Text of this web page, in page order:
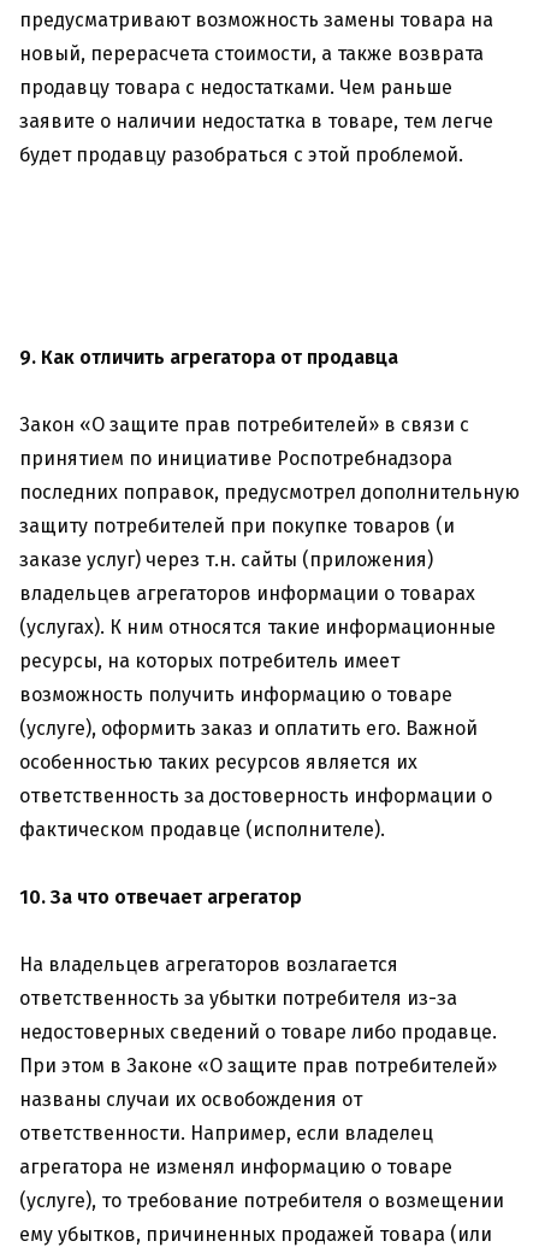
предусматривают возможность замены товара на
новый, перерасчета стоимости, а также возврата
продавцу товара с недостатками. Чем раньше
заявите о наличии недостатка в товаре, тем легче
будет продавцу разобраться с этой проблемой.
9. Как отличить агрегатора от продавца
Закон «О защите прав потребителей» в связи с
принятием по инициативе Роспотребнадзора
последних поправок, предусмотрел дополнительную
защиту потребителей при покупке товаров (и
заказе услуг) через т.н. сайты (приложения)
владельцев агрегаторов информации о товарах
(услугах). К ним относятся такие информационные
ресурсы, на которых потребитель имеет
возможность получить информацию о товаре
(услуге), оформить заказ и оплатить его. Важной
особенностью таких ресурсов является их
ответственность за достоверность информации о
фактическом продавце (исполнителе).
10. За что отвечает агрегатор
На владельцев агрегаторов возлагается
ответственность за убытки потребителя из-за
недостоверных сведений о товаре либо продавце.
При этом в Законе «О защите прав потребителей»
названы случаи их освобождения от
ответственности. Например, если владелец
агрегатора не изменял информацию о товаре
(услуге), то требование потребителя о возмещении
ему убытков, причиненных продажей товара (или